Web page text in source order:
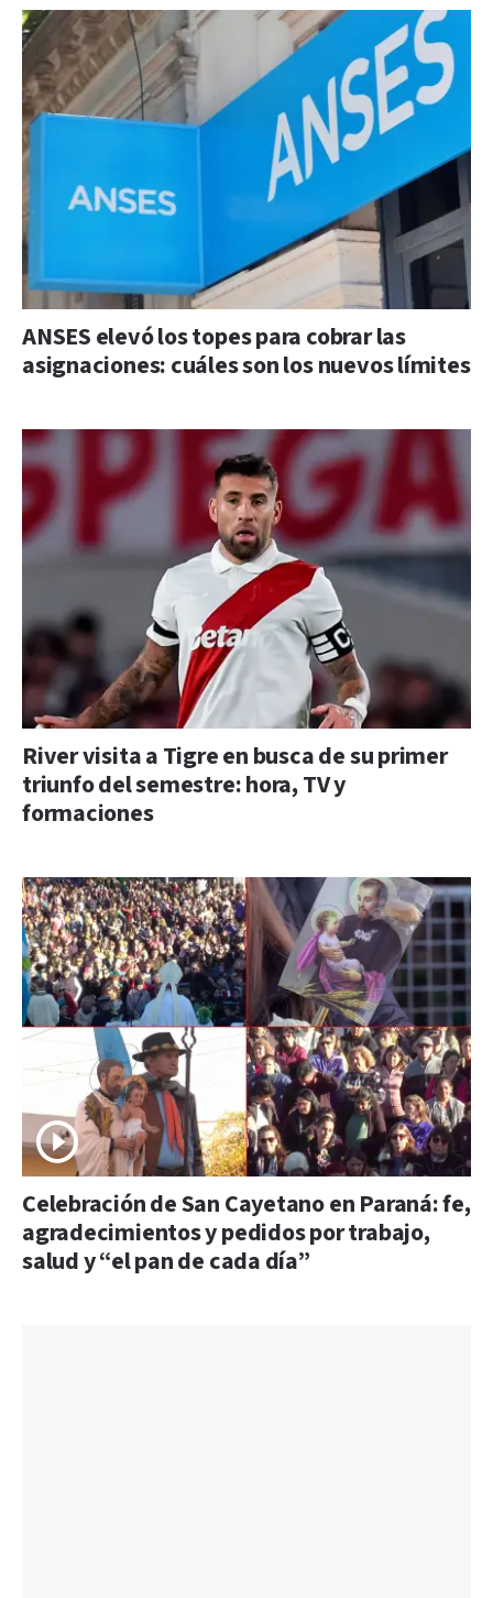
ANSES elevó los topes para cobrar las
asignaciones: cuáles son los nuevos límites
River visita a Tigre en busca de su primer
triunfo del semestre: hora, TV y
formaciones
Celebración de San Cayetano en Paraná: fe,
agradecimientos y pedidos por trabajo,
salud y “el pan de cada día”